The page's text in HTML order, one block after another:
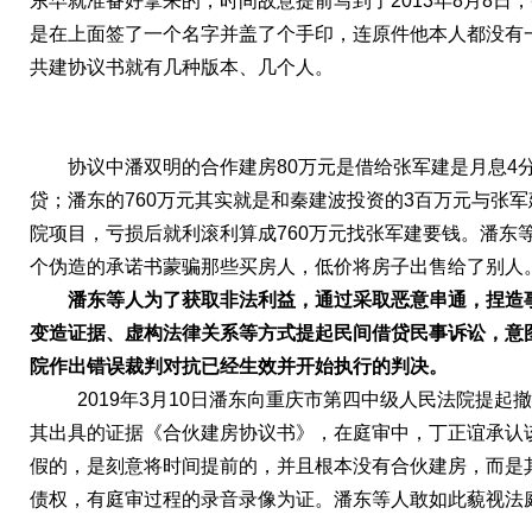
是在上面签了一个名字并盖了个手印，连原件他本人都没有
共建协议书就有几种版本、几个人。
协议中潘双明的合作建房80万元是借给张军建是月息4
贷；潘东的760万元其实就是和秦建波投资的3百万元与张
院项目，亏损后就利滚利算成760万元找张军建要钱。潘东
个伪造的承诺书蒙骗那些买房人，低价将房子出售给了别人
潘东等人为了获取非法利益，通过采取恶意串通，捏造
变造证据、虚构法律关系等方式提起民间借贷民事诉讼，意
院作出错误裁判 对抗已经生效并开始执行的判决。
2019年3月10日潘东向重庆市第四中级人民法院提起
其出具的证据《合伙建房协议书》，在庭审中，丁正谊承认
假的，是刻意将时间提前的，并且根本没有合伙建房，而是
债权，有庭审过程的录音录像为证。潘东等人敢如此藐视法